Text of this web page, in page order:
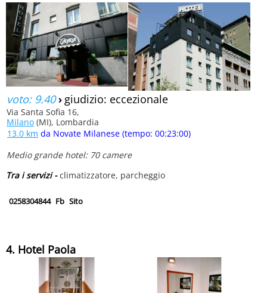
voto: 9.40› giudizio: eccezionale
Via Santa Sofia 16,
Milano (MI), Lombardia
13.0 km da Novate Milanese (tempo: 00:23:00)
Medio grande hotel: 70 camere
Tra i servizi -climatizzatore, parcheggio
0258304844 Fb Sito
4. Hotel Paola